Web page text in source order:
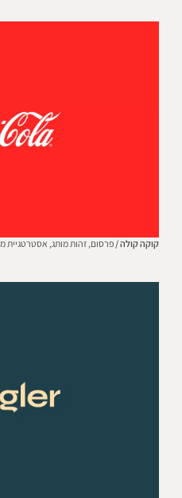
קוקה קולה /פרסום, זהות מותג, אסטרטגיית